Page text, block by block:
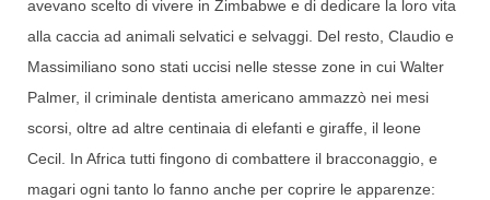
avevano scelto di vivere in Zimbabwe e di dedicare la loro vita
alla caccia ad animali selvatici e selvaggi. Del resto, Claudio e
Massimiliano sono stati uccisi nelle stesse zone in cui Walter
Palmer, il criminale dentista americano ammazzò nei mesi
scorsi, oltre ad altre centinaia di elefanti e giraffe, il leone
Cecil. In Africa tutti fingono di combattere il bracconaggio, e
magari ogni tanto lo fanno anche per coprire le apparenze: